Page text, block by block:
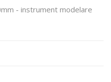
- instrument modelare